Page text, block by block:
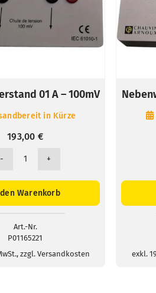
01 A – 100mV
in Kürze
193,00 €
Nebenwiderstand
A
Menge
Warenkorb
Art.-Nr.
P01165221
zzgl. Versandkosten
exkl.